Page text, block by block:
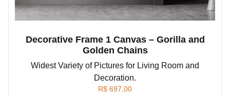
Decorative Frame 1 Canvas – Gorilla and
Golden Chains
Widest Variety of Pictures for Living Room and
Decoration.
R$ 697,00